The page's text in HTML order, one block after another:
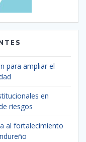
para ampliar el
en
riesgos
al fortalecimiento